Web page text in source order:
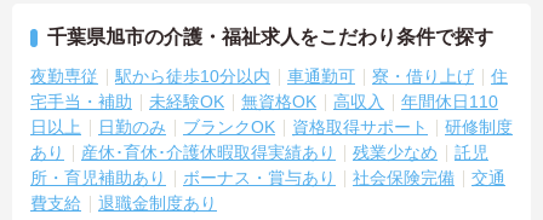
千葉県旭市の介護・福祉求人をこだわり条件で探す
夜勤専従 駅から徒歩10分以内 車通勤可 寮・借り上げ
住
宅手当・補助
未経験OK 無資格OK 高収入
年間休日110
日以上
日勤のみ ブランクOK 資格取得サポート
研修制度
あり
産休･育休･介護休暇取得実績あり 残業少なめ
託児
所・育児補助あり
ボーナス・賞与あり 社会保険完備
交通
費支給
退職金制度あり